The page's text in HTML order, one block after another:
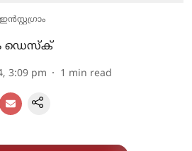
ഇൻസ്റ്റ​ഗ്രാം
ഡെസ്ക്
3:09 pm 1 min read